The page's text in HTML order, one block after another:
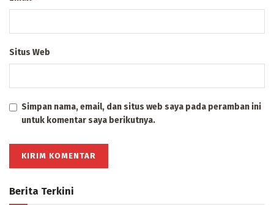
Situs Web
Simpan nama, email, dan situs web saya pada peramban ini
untuk komentar saya berikutnya.
Berita Terkini